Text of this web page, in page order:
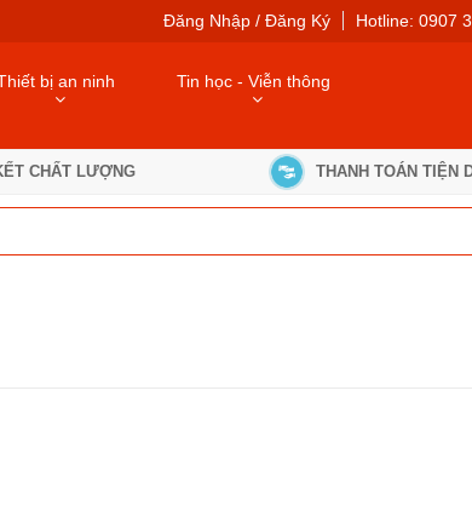
Hotline: 0907
Đăng Nhập / Đăng Ký
bị an ninh Tin học - Viễn thông
CHẤT LƯỢNG THANH TOÁN TIỆN